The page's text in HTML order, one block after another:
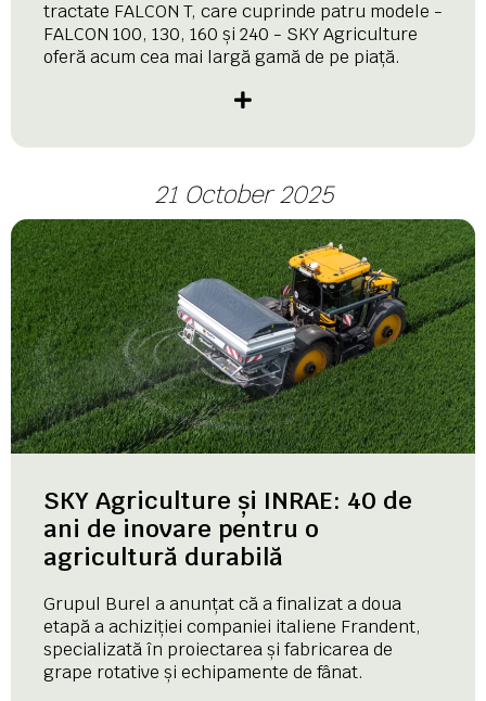
tractate FALCON T, care cuprinde patru modele -
FALCON 100, 130, 160 și 240 - SKY Agriculture
oferă acum cea mai largă gamă de pe piață.
21 October 2025
SKY Agriculture și INRAE: 40 de
ani de inovare pentru o
agricultură durabilă
Grupul Burel a anunțat că a finalizat a doua
etapă a achiziției companiei italiene Frandent,
specializată în proiectarea și fabricarea de
grape rotative și echipamente de fânat.